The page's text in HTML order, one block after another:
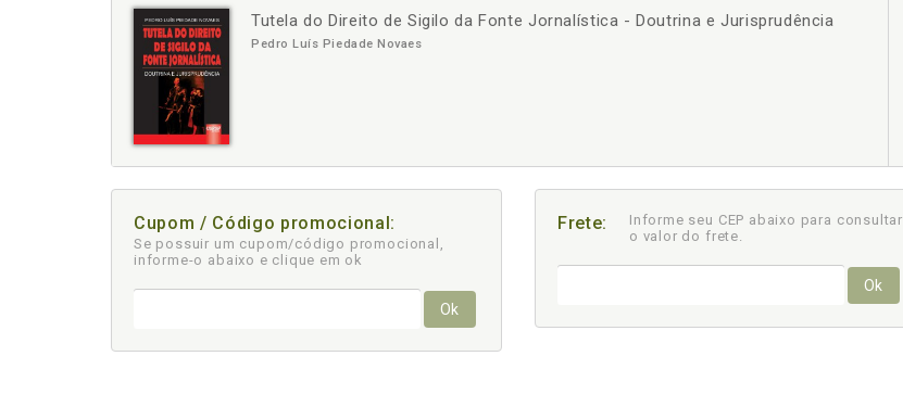
Tutela do Direito de Sigilo da Fonte Jornalística - Doutrina e Jurisprudência
Pedro Luís Piedade Novaes
- +
Cupom / Código promocional:
Se possuir um cupom/código promocional,
informe-o abaixo e clique em ok
Ok
Frete:
Informe seu CEP abaixo para consultar
o valor do frete.
Ok